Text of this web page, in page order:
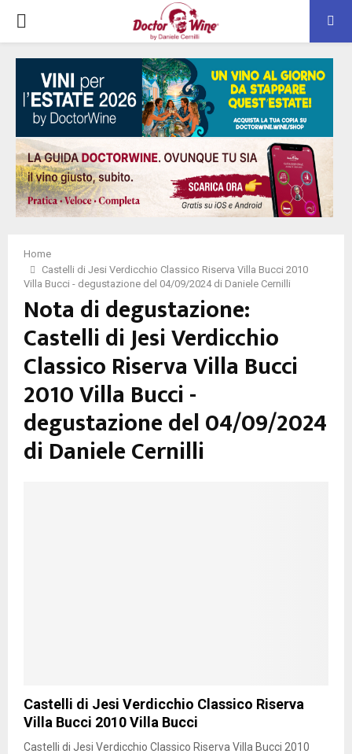
PRIMARY
MENU
Home
Castelli di Jesi Verdicchio Classico Riserva Villa Bucci 2010
Villa Bucci - degustazione del 04/09/2024 di Daniele Cernilli
Nota di degustazione:
Castelli di Jesi Verdicchio
Classico Riserva Villa Bucci
2010 Villa Bucci -
degustazione del 04/09/2024
di Daniele Cernilli
Castelli di Jesi Verdicchio Classico Riserva
Villa Bucci 2010 Villa Bucci
Castelli di Jesi Verdicchio Classico Riserva Villa Bucci 2010